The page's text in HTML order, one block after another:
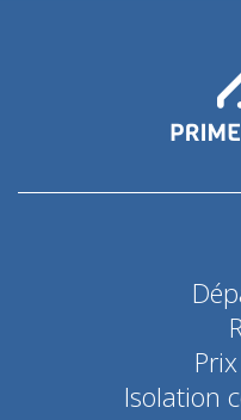
Isolation